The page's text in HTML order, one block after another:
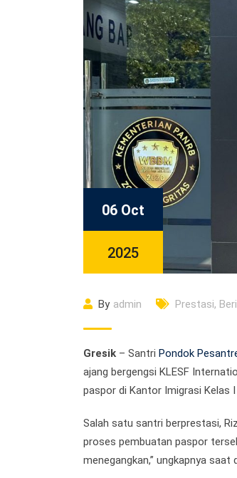
06 Oct
2025
By admin Prestasi,
Gresik – Santri Pondok
ajang bergengsi KLESF
paspor di Kantor Imigrasi Kelas I
Salah satu santri berprestasi,
proses pembuatan paspor
menegangkan,” ungkapnya